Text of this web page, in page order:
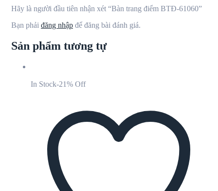
Hãy là người đầu tiên nhận xét “Bàn trang điểm BTĐ-61060”
Bạn phải đăng nhập để đăng bài đánh giá.
Sản phẩm tương tự
In Stock-21% Off